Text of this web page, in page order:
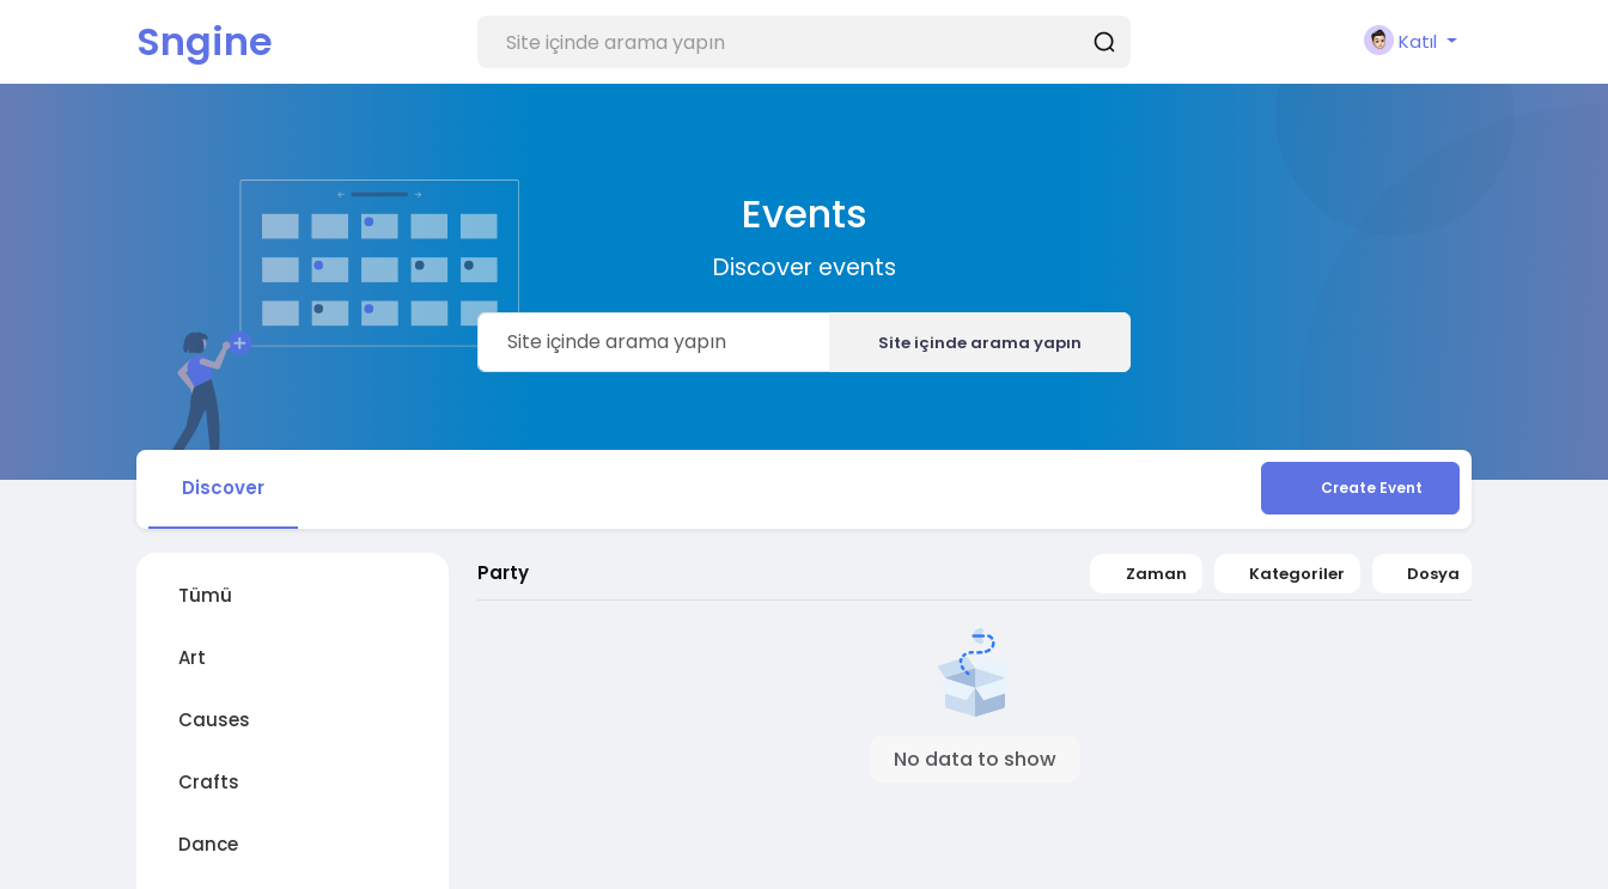
Sngine Katıl
Events
Discover events
Site içinde arama yapın
Discover Create Event
Tümü
Art
Causes
Crafts
Dance
Party Zaman Kategoriler Dosya
No data to show